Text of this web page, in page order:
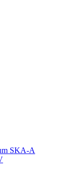
SKA-A